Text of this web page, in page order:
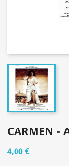
CARMEN -
4,00 €